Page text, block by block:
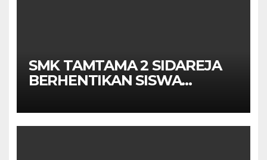
SMK TAMTAMA 2 SIDAREJA
BERHENTIKAN SISWA
LAKRI CILACAP TURUN
TANGAN